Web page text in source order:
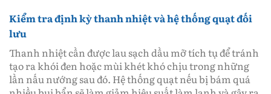
Kiểm tra định kỳ thanh nhiệt và hệ thống quạt đối
lưu
Thanh nhiệt cần được lau sạch dầu mỡ tích tụ để tránh
tạo ra khói đen hoặc mùi khét khó chịu trong những
lần nấu nướng sau đó. Hệ thống quạt nếu bị bám quá